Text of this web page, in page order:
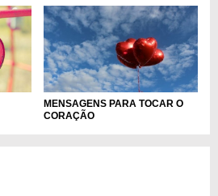
MENSAGENS PARA TOCAR O
CORAÇÃO